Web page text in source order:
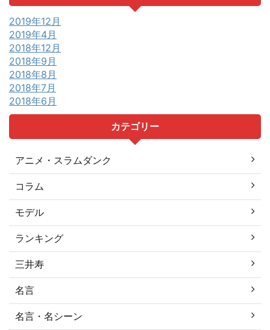
2019年12月
2019年4月
2018年12月
2018年9月
2018年8月
2018年7月
2018年6月
カテゴリー
アニメ・スラムダンク
コラム
モデル
ランキング
三井寿
名言
名言・名シーン